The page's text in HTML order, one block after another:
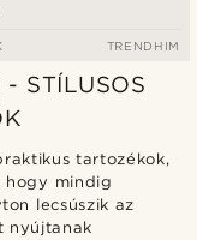
TRENDHIM
STÍLUSOS
tartozékok,
hogy mindig
lecsúszik az
nyújtanak